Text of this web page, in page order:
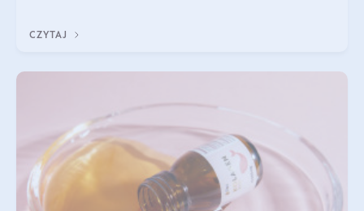
wysokiej jakości suplem
CZYTAJ